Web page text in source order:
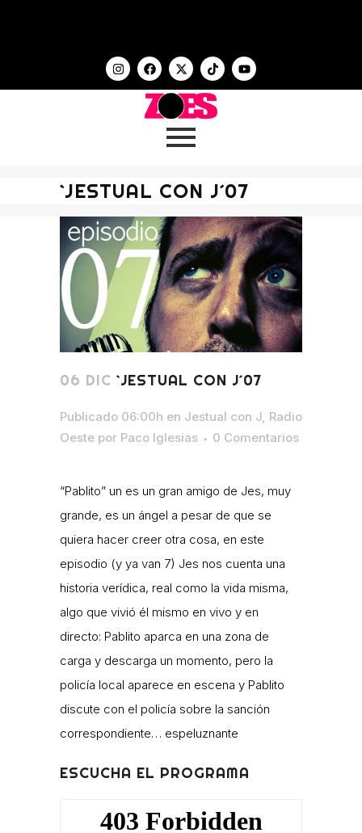
`JESTUAL CON J´07
06 DIC `JESTUAL CON J´07
Publicado 06:00h en Jestual con J, Radio
Oeste por Paco Iglesias 0 Comentarios
“Pablito” un es un gran amigo de Jes, muy
grande, es un ángel a pesar de que se
quiera hacer creer otra cosa, en este
episodio (y ya van 7) Jes nos cuenta una
historia verídica, real como la vida misma,
algo que vivió él mismo en vivo y en
directo: Pablito aparca en una zona de
carga y descarga un momento, pero la
policía local aparece en escena y Pablito
discute con el policía sobre la sanción
correspondiente… espeluznante
ESCUCHA EL PROGRAMA